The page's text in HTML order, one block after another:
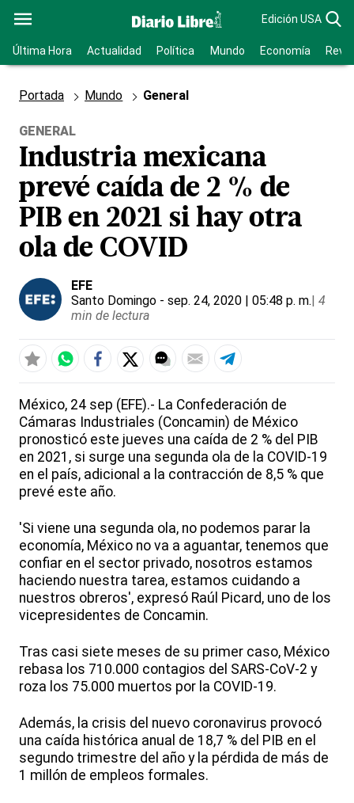
Edición USA
Última Hora Actualidad Política Mundo Economía
Portada Mundo General
GENERAL
Industria mexicana
prevé caída de 2 % de
PIB en 2021 si hay otra
ola de COVID
EFE
Santo Domingo - sep. 24, 2020 | 05:48 p. m.| 4
min de lectura
México, 24 sep (EFE).- La Confederación de
Cámaras Industriales (Concamin) de México
pronosticó este jueves una caída de 2 % del PIB
en 2021, si surge una segunda ola de la COVID-19
en el país, adicional a la contracción de 8,5 % que
prevé este año.
'Si viene una segunda ola, no podemos parar la
economía, México no va a aguantar, tenemos que
confiar en el sector privado, nosotros estamos
haciendo nuestra tarea, estamos cuidando a
nuestros obreros', expresó Raúl Picard, uno de los
vicepresidentes de Concamin.
Tras casi siete meses de su primer caso, México
rebasa los 710.000 contagios del SARS-CoV-2 y
roza los 75.000 muertos por la COVID-19.
Además, la crisis del nuevo coronavirus provocó
una caída histórica anual de 18,7 % del PIB en el
segundo trimestre del año y la pérdida de más de
1 millón de empleos formales.